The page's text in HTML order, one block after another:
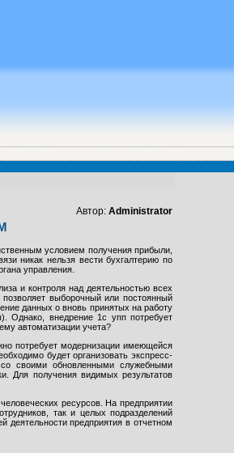
Автор: Administrator
условием получения прибыли,
никак нельзя вести бухгалтерию по
управления.
и контроля над деятельностью всех
выборочный или постоянный
данных о вновь принятых на работу
Однако, внедрение 1с упп потребует
автоматизации учета?
потребует модернизации имеющейся
будет организовать экспресс-
своими обновленными служебными
Для получения видимых результатов
ресурсов. На предприятии
так и целых подразделений
деятельности предприятия в отчетном